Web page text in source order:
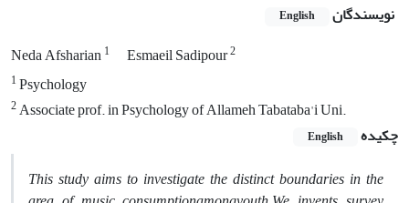
نویسندگان English
Neda Afsharian1 Esmaeil Sadipour2
1Psychology
2Associate prof. in Psychology of Allameh Tabataba'i Uni.
چکیده
English
This study aims to investigate the distinctboundaries in the